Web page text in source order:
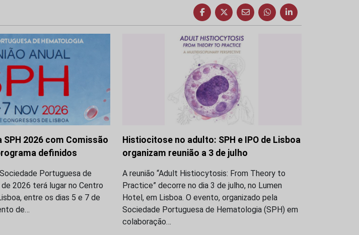
SPH 2026 com Comissão
definidos
Portuguesa de
2026 terá lugar no Centro
entre os dias 5 e 7 de
de…
Histiocitose no adulto: SPH e IPO de Lisboa
organizam reunião a 3 de julho
A reunião “Adult Histiocytosis: From Theory to
Practice” decorre no dia 3 de julho, no Lumen
Hotel, em Lisboa. O evento, organizado pela
Sociedade Portuguesa de Hematologia (SPH) em
colaboração…